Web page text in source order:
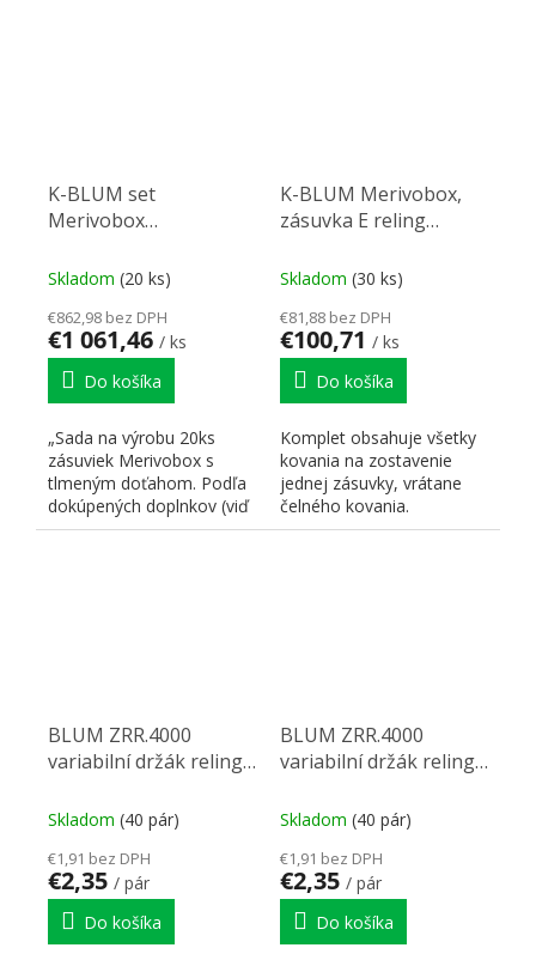
K-BLUM set
Merivobox
M skrutka
Skladom (20 ks)
€862,98 bez DPH
€1 061,46 / ks
Do košíka
„Sada na výrobu 20ks
zásuviek Merivobox s
tlmeným doťahom. Podľa
dokúpených doplnkov (viď
nižšie) je možné
K-BLUM Merivobox,
zásuvka E reling
šedá IG, Inserta, drez
Skladom (30 ks)
€81,88 bez DPH
€100,71 / ks
Do košíka
Komplet obsahuje všetky
kovania na zostavenie
jednej zásuvky, vrátane
čelného kovania.
BLUM ZRR.4000
variabilní držák relingu
sivá, OG-M
Skladom (40 pár)
€1,91 bez DPH
€2,35 / pár
Do košíka
BLUM ZRR.4000
variabilní držák relingu
sivá, IG-M
Skladom (40 pár)
€1,91 bez DPH
€2,35 / pár
Do košíka